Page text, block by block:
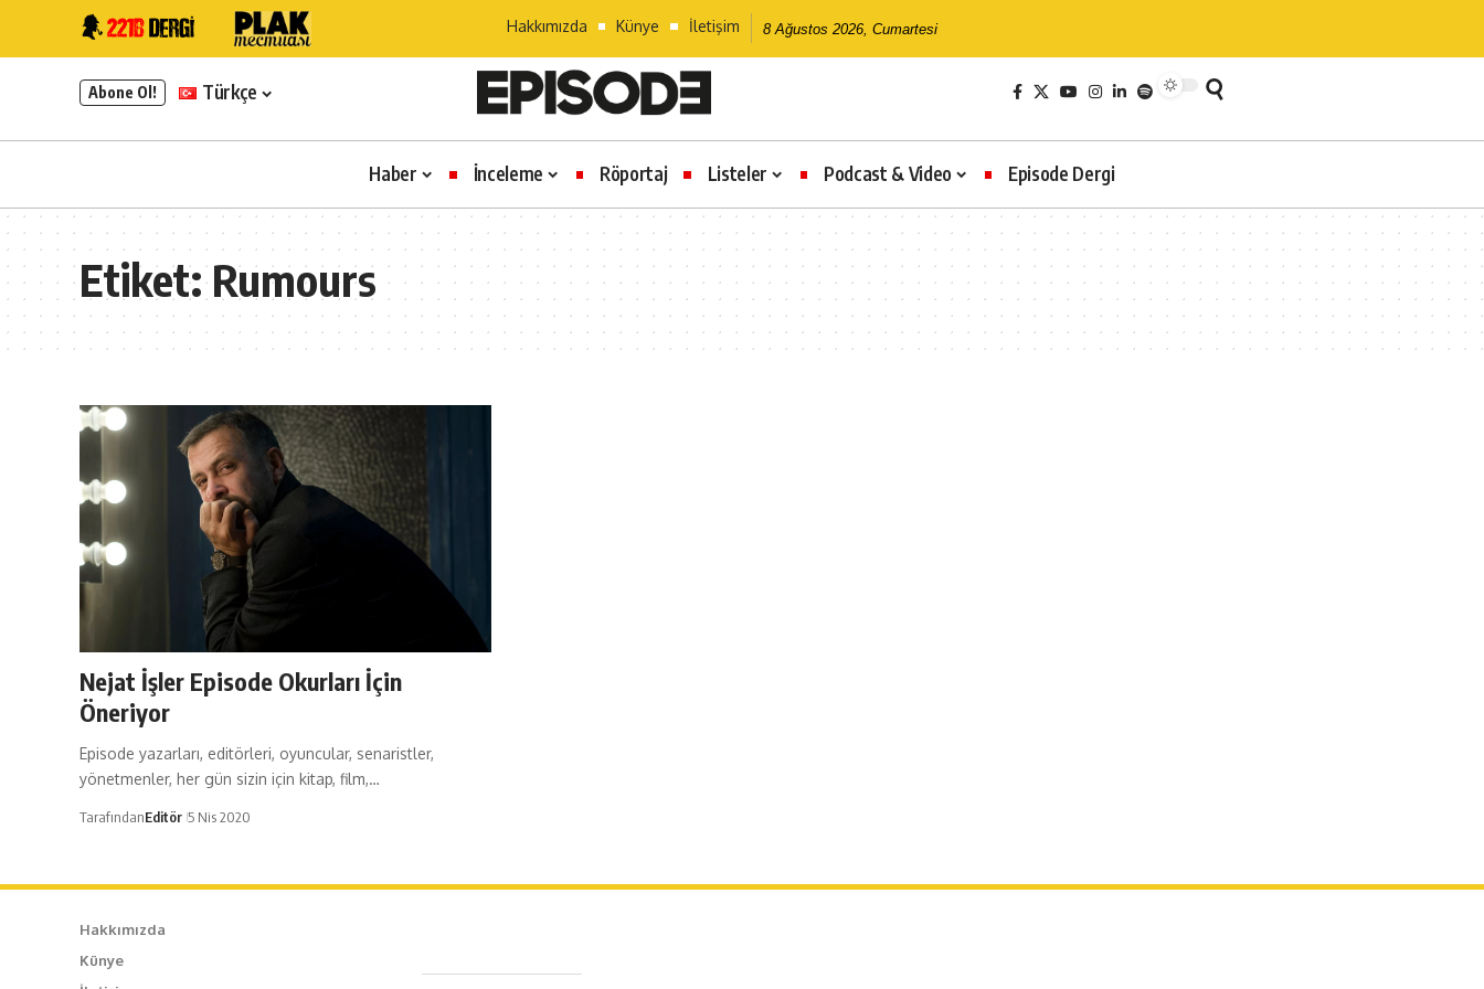
Hakkımızda Künye İletişim 8 Ağustos 2026, Cumartesi
Abone Ol! Türkçe
Haber İnceleme Röportaj Listeler Podcast & Video Episode Dergi
Etiket:Rumours
Nejat İşler Episode Okurları İçin
Öneriyor
Episode yazarları, editörleri, oyuncular, senaristler,
yönetmenler, her gün sizin için kitap, film,…
TarafındanEditör 5 Nis 2020
Hakkımızda
Künye
Caferağa Mah. Dr. Şakir Paşa Sok. No3/A Kadıköy İstanbul